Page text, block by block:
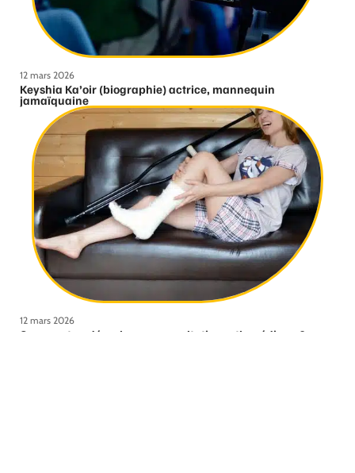
12 mars 2026
Keyshia Ka’oir (biographie) actrice, mannequin
jamaïquaine
12 mars 2026
Comment se déroule une consultation orthopédique ?